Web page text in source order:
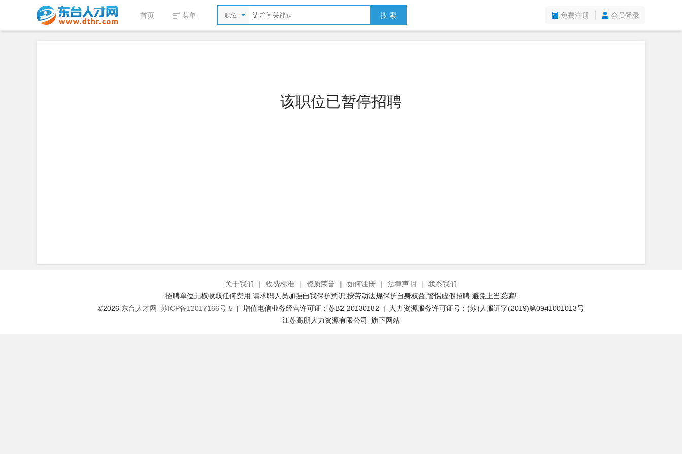
首页 菜单 职位 搜 索 免费注册 会员登录
该职位已暂停招聘
关于我们 | 收费标准 | 资质荣誉 | 如何注册 | 法律声明 |
联系我们
招聘单位无权收取任何费用,请求职人员加强自我保护意识,按劳动法规保护自身权益,警惕虚假招聘,避免上当受骗!
©2026 东台人才网 苏ICP备12017166号-5 | 增值电信业务经营许可证：苏B2-20130182 | 人力资源服务许可证号：(苏)人服证字(2019)第0941001013号
江苏高朋人力资源有限公司 旗下网站